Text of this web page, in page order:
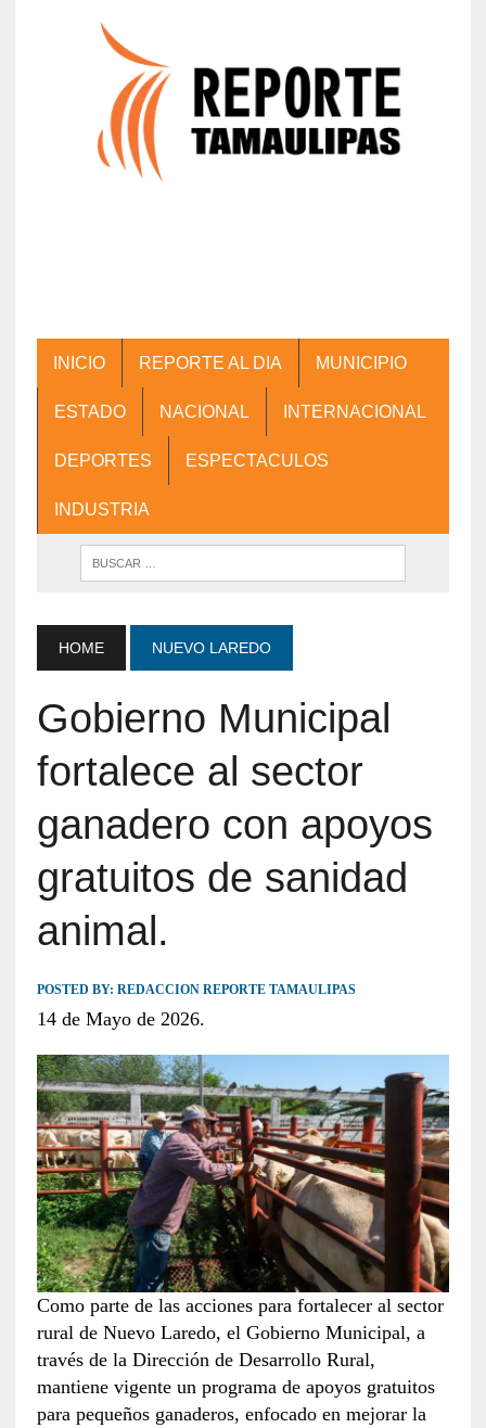
INICIO REPORTE AL DIA MUNICIPIO
ESTADO NACIONAL INTERNACIONAL
DEPORTES ESPECTACULOS
INDUSTRIA
HOME NUEVO LAREDO
Gobierno Municipal
fortalece al sector
ganadero con apoyos
gratuitos de sanidad
animal.
POSTED BY: REDACCION REPORTE TAMAULIPAS
14 de Mayo de 2026.
Como parte de las acciones para fortalecer al sector
rural de Nuevo Laredo, el Gobierno Municipal, a
través de la Dirección de Desarrollo Rural,
mantiene vigente un programa de apoyos gratuitos
para pequeños ganaderos, enfocado en mejorar la